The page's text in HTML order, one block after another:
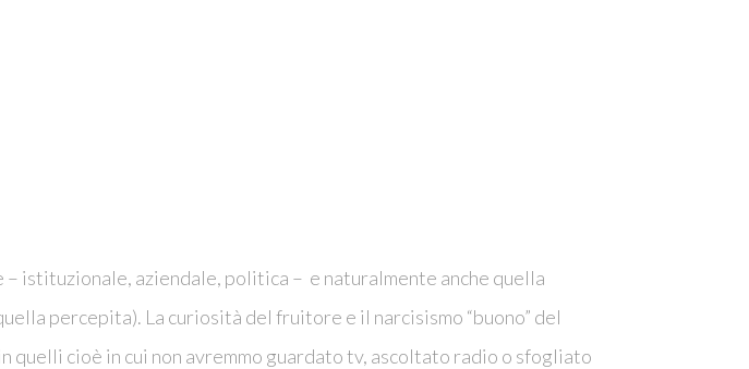
istituzionale, aziendale, politica – e naturalmente anche quella
percepita). La curiosità del fruitore e il narcisismo “buono” del
quelli cioè in cui non avremmo guardato tv, ascoltato radio o sfogliato